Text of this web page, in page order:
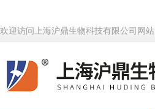
欢迎访问上海沪鼎生物科技有限公司网站